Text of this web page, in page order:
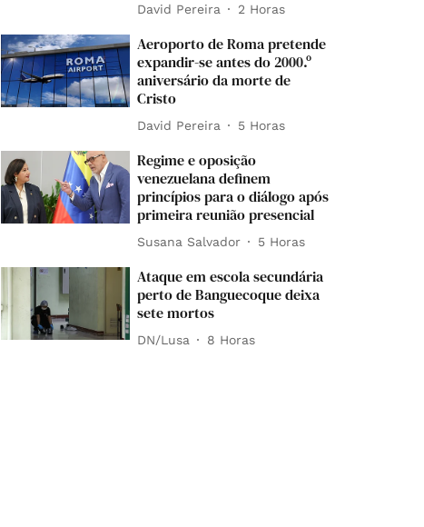
David Pereira 2 Horas
Aeroporto de Roma pretende
expandir-se antes do 2000.º
aniversário da morte de
Cristo
David Pereira 5 Horas
Regime e oposição
venezuelana definem
princípios para o diálogo após
primeira reunião presencial
Susana Salvador 5 Horas
Ataque em escola secundária
perto de Banguecoque deixa
sete mortos
DN/Lusa 8 Horas